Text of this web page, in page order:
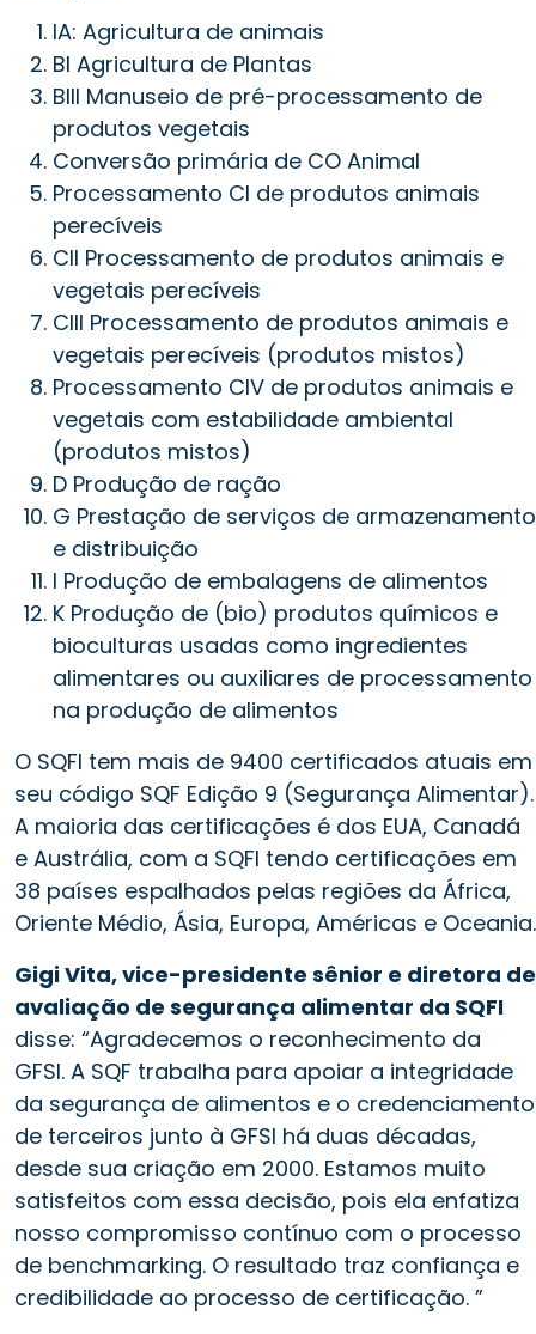
IA: Agricultura de animais
BI Agricultura de Plantas
BIII Manuseio de pré-processamento de
produtos vegetais
Conversão primária de CO Animal
Processamento CI de produtos animais
perecíveis
CII Processamento de produtos animais e
vegetais perecíveis
CIII Processamento de produtos animais e
vegetais perecíveis (produtos mistos)
Processamento CIV de produtos animais e
vegetais com estabilidade ambiental
(produtos mistos)
D Produção de ração
G Prestação de serviços de armazenamento
e distribuição
I Produção de embalagens de alimentos
K Produção de (bio) produtos químicos e
bioculturas usadas como ingredientes
alimentares ou auxiliares de processamento
na produção de alimentos
O SQFI tem mais de 9400 certificados atuais em
seu código SQF Edição 9 (Segurança Alimentar).
A maioria das certificações é dos EUA, Canadá
e Austrália, com a SQFI tendo certificações em
38 países espalhados pelas regiões da África,
Oriente Médio, Ásia, Europa, Américas e Oceania.
Gigi Vita, vice-presidente sênior e diretora de
avaliação de segurança alimentar da SQFI
disse: “Agradecemos o reconhecimento da
GFSI. A SQF trabalha para apoiar a integridade
da segurança de alimentos e o credenciamento
de terceiros junto à GFSI há duas décadas,
desde sua criação em 2000. Estamos muito
satisfeitos com essa decisão, pois ela enfatiza
nosso compromisso contínuo com o processo
de benchmarking. O resultado traz confiança e
credibilidade ao processo de certificação. ”